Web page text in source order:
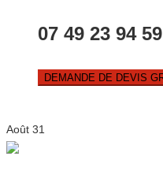
07 49 23 94 59
DEMANDE DE DEVIS
Août 31